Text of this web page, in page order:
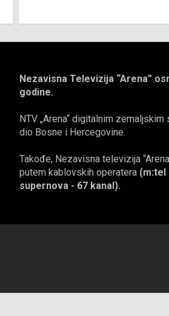
Nezavisna Televizija “Arena”
godine.
NTV „Arena“ digitalnim
dio Bosne i Hercegovine.
Takođe, Nezavisna televizija
putem kablovskih operatera (m:tel
supernova - 67 kanal).